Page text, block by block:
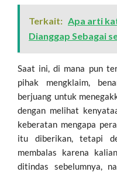
Terkait: Apa arti
Dianggap Sebagai
Saat ini, di mana pun
pihak mengklaim,
berjuang untuk
dengan melihat
keberatan mengapa
itu diberikan, tetapi
membalas karena
ditindas sebelumnya,